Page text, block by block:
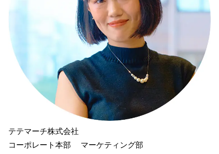
テテマーチ株式会社
コーポレート本部 マーケティング部